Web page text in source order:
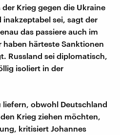
Krieg gegen die Ukraine
inakzeptabel sei, sagt der
das passiere auch im
haben härteste Sanktionen
Russland sei diplomatisch,
isoliert in der
liefern, obwohl Deutschland
Krieg ziehen möchten,
kritisiert Johannes